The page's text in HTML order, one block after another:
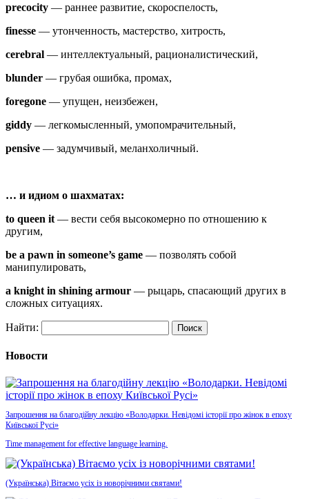
precocity — раннее развитие, скороспелость,
finesse — утонченность, мастерство, хитрость,
cerebral — интеллектуальный, рационалистический,
blunder — грубая ошибка, промах,
foregone — упущен, неизбежен,
giddy — легкомысленный, умопомрачительный,
pensive — задумчивый, меланхоличный.
… и идиом о шахматах:
to queen it — вести себя высокомерно по отношению к
другим,
be a pawn in someone’s game — позволять собой
манипулировать,
a knight in shining armour — рыцарь, спасающий других в
сложных ситуациях.
Найти:
Новости
Запрошення на благодійну лекцію «Володарки. Невідомі історії про жінок в епоху
Київської Русі»
Time management for effective language learning.
(Українська) Вітаємо усіх із новорічними святами!